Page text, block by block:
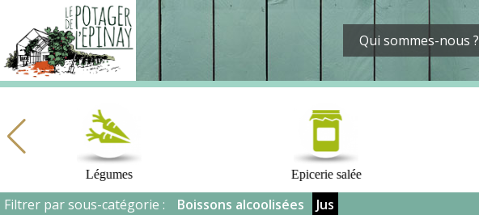
Potager
Qui sommes-nous ?
Légumes Epicerie salée
Filtrer par sous-catégorie : Boissons alcoolisées Jus